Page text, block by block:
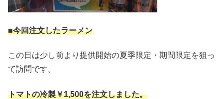
■今回注文したラーメン
この日は少し前より提供開始の夏季限定・期間限定を狙っ
て訪問です。
トマトの冷製￥1,500を注文しました。